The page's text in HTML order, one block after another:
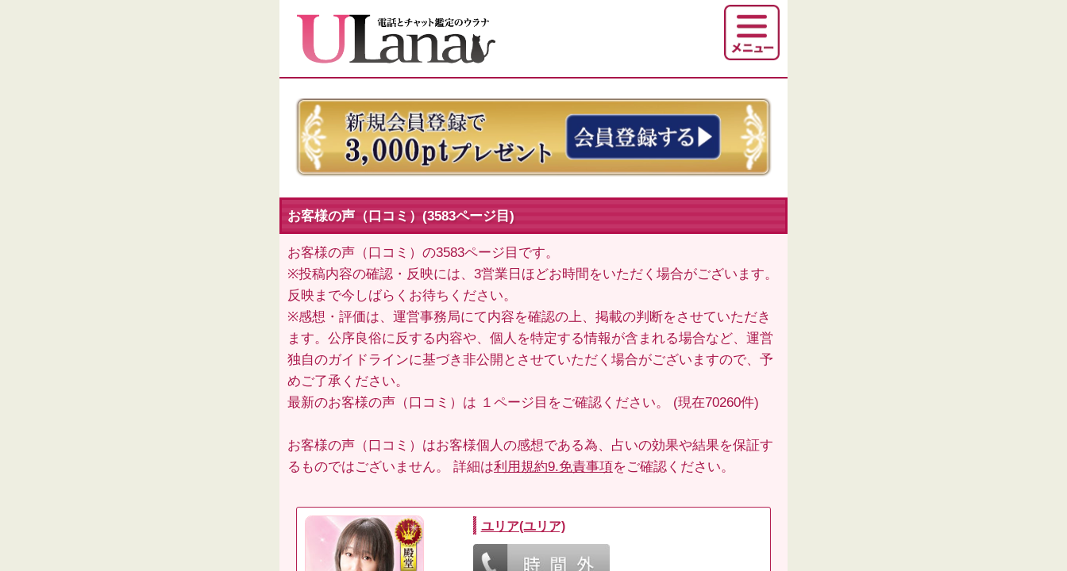
お客様の声（口コミ）(3583ページ目)
お客様の声（口コミ）の3583ページ目です。
※投稿内容の確認・反映には、3営業日ほどお時間をいただく場合がございます。
反映まで今しばらくお待ちください。
※感想・評価は、運営事務局にて内容を確認の上、掲載の判断をさせていただき
ます。公序良俗に反する内容や、個人を特定する情報が含まれる場合など、運営
独自のガイドラインに基づき非公開とさせていただく場合がございますので、予
めご了承ください。
最新のお客様の声（口コミ）は １ページ目 をご確認ください。 (現在70260件)
お客様の声（口コミ）はお客様個人の感想である為、占いの効果や結果を保証す
るものではございません。 詳細は利用規約9.免責事項をご確認ください。
ユリア(ユリア)